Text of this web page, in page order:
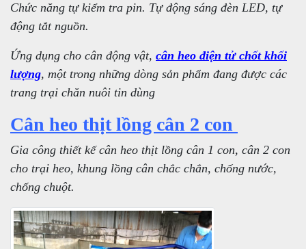
Chức năng tự kiểm tra pin. Tự động sáng đèn LED, tự
động tắt nguồn.
Ứng dụng cho cân động vật, cân heo điện tử chốt khối
lượng, một trong những dòng sản phẩm đang được các
trang trại chăn nuôi tin dùng
Cân heo thịt lồng cân 2 con
Gia công thiết kế cân heo thịt lồng cân 1 con, cân 2 con
cho trại heo, khung lồng cân chắc chắn, chống nước,
chống chuột.